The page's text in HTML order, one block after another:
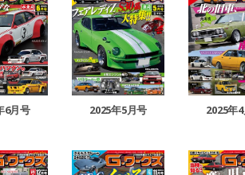
6月号 2025年5月号 2025年